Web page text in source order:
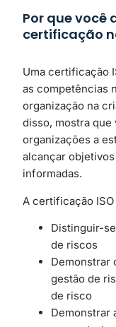
Por que você
certificação
Uma certificação
as competências
organização na
disso, mostra que
organizações a
alcançar
informadas.
A certificação ISO
Distinguir-
de riscos
Demonstrar
gestão de
de risco
Demonstrar